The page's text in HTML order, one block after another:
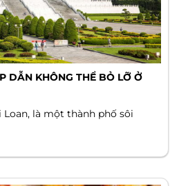
DẪN KHÔNG THỂ BỎ LỠ Ở
là một thành phố sôi